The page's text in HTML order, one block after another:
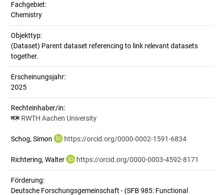
Fachgebiet:
Chemistry
Objekttyp:
(Dataset) Parent dataset referencing to link relevant datasets
together.
Erscheinungsjahr:
2025
Rechteinhaber/in:
RWTH Aachen University
Schog, Simon https://orcid.org/0000-0002-1591-6834
Richtering, Walter https://orcid.org/0000-0003-4592-8171
Förderung:
Deutsche Forschungsgemeinschaft - (SFB 985: Functional